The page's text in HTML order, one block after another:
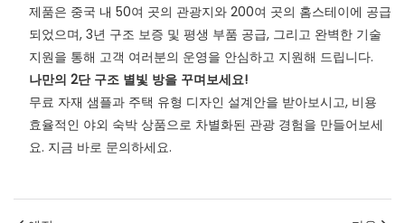
제품은 중국 내 50여 곳의 관광지와 200여 곳의 홈스테이에 공급
되었으며, 3년 구조 보증 및 평생 부품 공급, 그리고 완벽한 기술
지원을 통해 고객 여러분의 운영을 안심하고 지원해 드립니다.
나만의 2단 구조 별빛 방을 꾸며보세요!
무료 자재 샘플과 주택 유형 디자인 설계안을 받아보시고, 비용
효율적인 야외 숙박 상품으로 차별화된 관광 경험을 만들어보세
요. 지금 바로 문의하세요.